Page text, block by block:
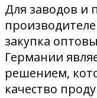
Для заводов
закупка
Германии
решением,
качество